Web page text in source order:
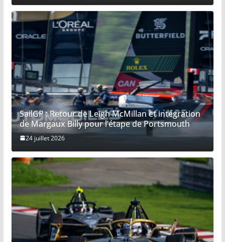
SailGP : Retour de Leigh McMillan et intégration
de Margaux Billy pour l’étape de Portsmouth
24 juillet 2026